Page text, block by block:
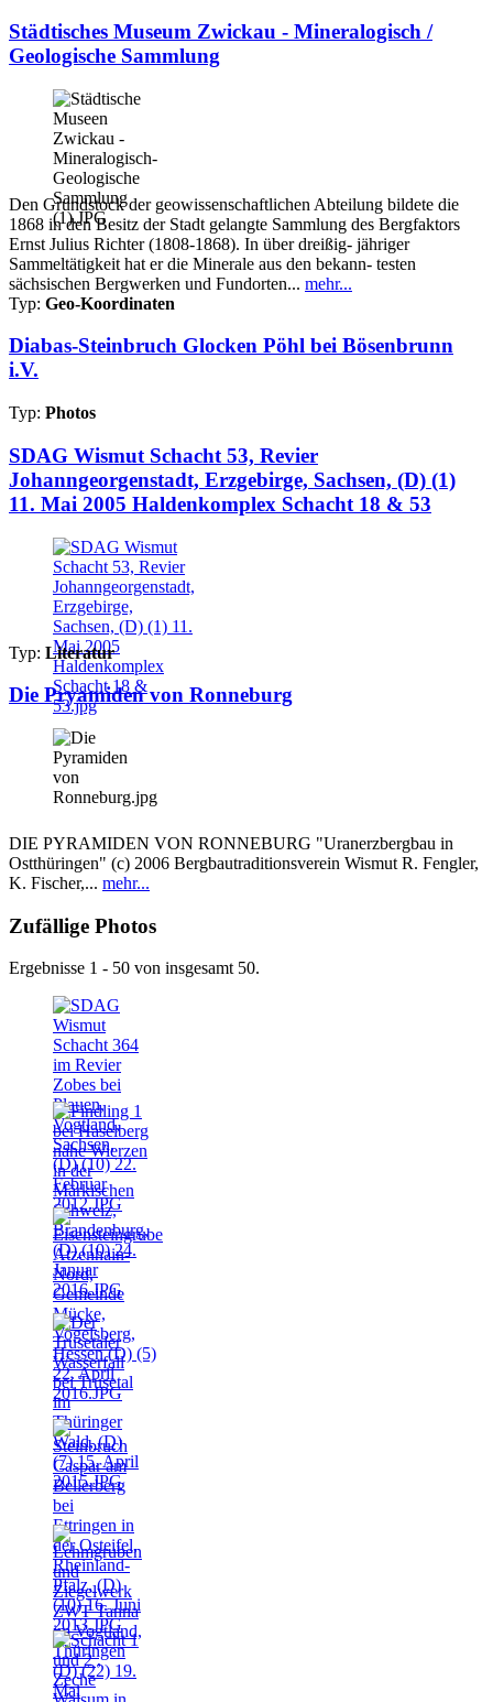
Städtisches Museum Zwickau - Mineralogisch /
Geologische Sammlung
Den Grundstock der geowissenschaftlichen Abteilung bildete die
1868 in den Besitz der Stadt gelangte Sammlung des Bergfaktors
Ernst Julius Richter (1808-1868). In über dreißig- jähriger
Sammeltätigkeit hat er die Minerale aus den bekann- testen
sächsischen Bergwerken und Fundorten... mehr...
Typ: Geo-Koordinaten
Diabas-Steinbruch Glocken Pöhl bei Bösenbrunn
i.V.
Typ: Photos
SDAG Wismut Schacht 53, Revier
Johanngeorgenstadt, Erzgebirge, Sachsen, (D) (1)
11. Mai 2005 Haldenkomplex Schacht 18 & 53
Typ: Literatur
Die Pryamiden von Ronneburg
DIE PYRAMIDEN VON RONNEBURG "Uranerzbergbau in
Ostthüringen" (c) 2006 Bergbautraditionsverein Wismut R. Fengler,
K. Fischer,... mehr...
Zufällige Photos
Ergebnisse 1 - 50 von insgesamt 50.